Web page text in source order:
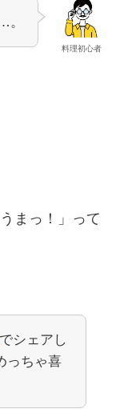
料理初心者
。
まっ！」って
でシェアし
っちゃ喜